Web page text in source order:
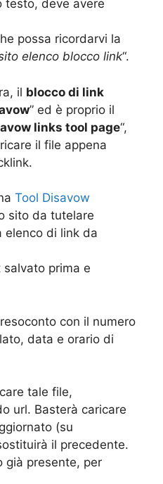
testo, deve avere
possa ricordarvi la
elenco blocco link“.
il blocco di link
” ed è proprio il
links tool page“,
il file appena
Tool Disavow
sito da tutelare
elenco di link da
prima e
con il numero
data e orario di
tale file,
url. Basterà caricare
(su
il precedente.
già presente, per